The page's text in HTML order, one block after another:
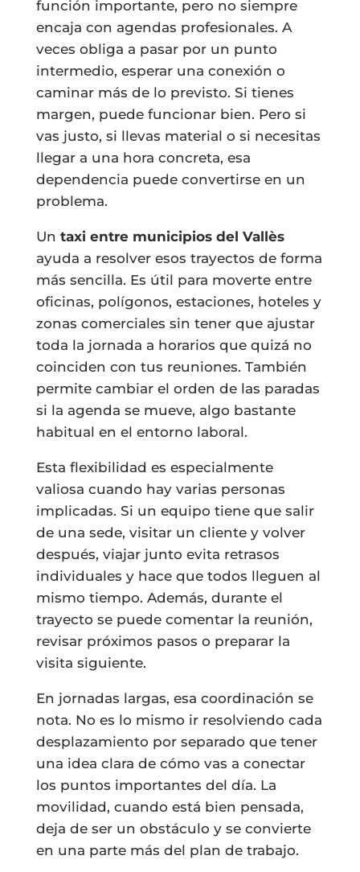
función importante, pero no siempre
encaja con agendas profesionales. A
veces obliga a pasar por un punto
intermedio, esperar una conexión o
caminar más de lo previsto. Si tienes
margen, puede funcionar bien. Pero si
vas justo, si llevas material o si necesitas
llegar a una hora concreta, esa
dependencia puede convertirse en un
problema.
Un taxi entre municipios del Vallès
ayuda a resolver esos trayectos de forma
más sencilla. Es útil para moverte entre
oficinas, polígonos, estaciones, hoteles y
zonas comerciales sin tener que ajustar
toda la jornada a horarios que quizá no
coinciden con tus reuniones. También
permite cambiar el orden de las paradas
si la agenda se mueve, algo bastante
habitual en el entorno laboral.
Esta flexibilidad es especialmente
valiosa cuando hay varias personas
implicadas. Si un equipo tiene que salir
de una sede, visitar un cliente y volver
después, viajar junto evita retrasos
individuales y hace que todos lleguen al
mismo tiempo. Además, durante el
trayecto se puede comentar la reunión,
revisar próximos pasos o preparar la
visita siguiente.
En jornadas largas, esa coordinación se
nota. No es lo mismo ir resolviendo cada
desplazamiento por separado que tener
una idea clara de cómo vas a conectar
los puntos importantes del día. La
movilidad, cuando está bien pensada,
deja de ser un obstáculo y se convierte
en una parte más del plan de trabajo.